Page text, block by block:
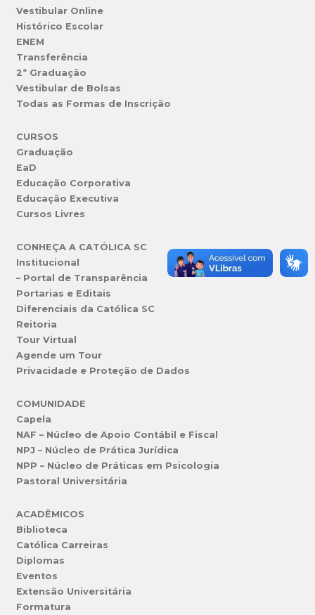
Vestibular Online
Histórico Escolar
ENEM
Transferência
2ª Graduação
Vestibular de Bolsas
Todas as Formas de Inscrição
CURSOS
Graduação
EaD
Educação Corporativa
Educação Executiva
Cursos Livres
CONHEÇA A CATÓLICA SC
Institucional
– Portal de Transparência
Portarias e Editais
Diferenciais da Católica SC
Reitoria
Tour Virtual
Agende um Tour
Privacidade e Proteção de Dados
COMUNIDADE
Capela
NAF – Núcleo de Apoio Contábil e Fiscal
NPJ – Núcleo de Prática Jurídica
NPP – Núcleo de Práticas em Psicologia
Pastoral Universitária
ACADÊMICOS
Biblioteca
Católica Carreiras
Diplomas
Eventos
Extensão Universitária
Formatura